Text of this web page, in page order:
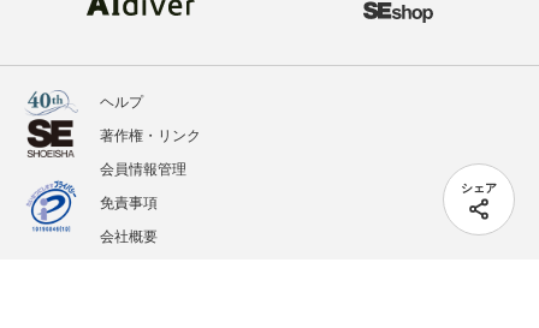
シェア
ヘルプ
著作権・リンク
会員情報管理
免責事項
会社概要